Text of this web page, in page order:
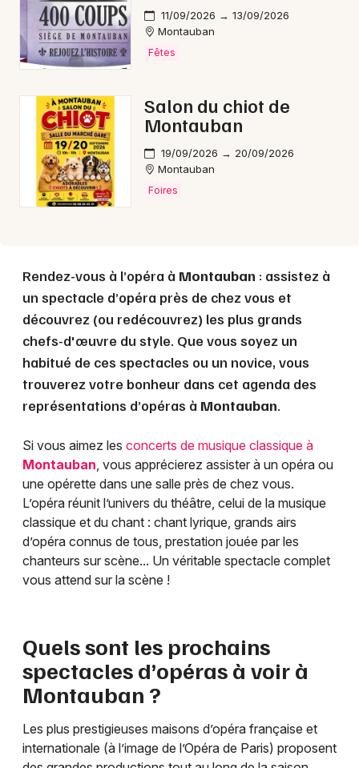
82 - Tarn-et-Garonne
Choisir mes départements
Mon email
11/09/2026 → 13/09/2026
Montauban
Fêtes
Salon du chiot de
Montauban
19/09/2026 → 20/09/2026
Montauban
Foires
Rendez-vous à l’opéra à Montauban : assistez à
un spectacle d’opéra près de chez vous et
découvrez (ou redécouvrez) les plus grands
chefs-d'œuvre du style. Que vous soyez un
habitué de ces spectacles ou un novice, vous
trouverez votre bonheur dans cet agenda des
représentations d’opéras à Montauban.
Si vous aimez les concerts de musique classique à
Montauban, vous apprécierez assister à un opéra ou
une opérette dans une salle près de chez vous.
L’opéra réunit l’univers du théâtre, celui de la musique
classique et du chant : chant lyrique, grands airs
d’opéra connus de tous, prestation jouée par les
chanteurs sur scène... Un véritable spectacle complet
vous attend sur la scène !
Quels sont les prochains
spectacles d’opéras à voir à
Montauban ?
Les plus prestigieuses maisons d’opéra française et
internationale (à l’image de l’Opéra de Paris) proposent